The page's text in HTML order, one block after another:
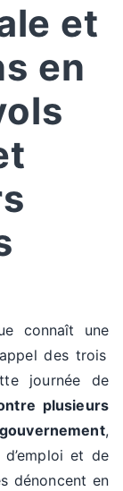
et
en
connaît une
des trois
journée de
plusieurs
,
et de
dénoncent en